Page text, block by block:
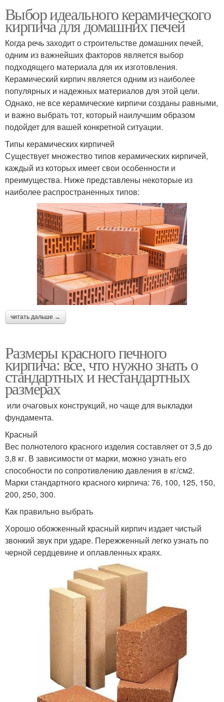
Выбор идеального керамического
кирпича для домашних печей
Когда речь заходит о строительстве домашних печей,
одним из важнейших факторов является выбор
подходящего материала для их изготовления.
Керамический кирпич является одним из наиболее
популярных и надежных материалов для этой цели.
Однако, не все керамические кирпичи созданы равными,
и важно выбрать тот, который наилучшим образом
подойдет для вашей конкретной ситуации.
Типы керамических кирпичей
Существует множество типов керамических кирпичей,
каждый из которых имеет свои особенности и
преимущества. Ниже представлены некоторые из
наиболее распространенных типов:
читать дальше →
Размеры красного печного
кирпича: все, что нужно знать о
стандартных и нестандартных
размерах
или очаговых конструкций, но чаще для выкладки
фундамента.
Красный
Вес полнотелого красного изделия составляет от 3,5 до
3,8 кг. В зависимости от марки, можно узнать его
способности по сопротивлению давления в кг/см2.
Марки стандартного красного кирпича: 76, 100, 125, 150,
200, 250, 300.
Как правильно выбрать
Хорошо обожженный красный кирпич издает чистый
звонкий звук при ударе. Пережженный легко узнать по
черной сердцевине и оплавленных краях.